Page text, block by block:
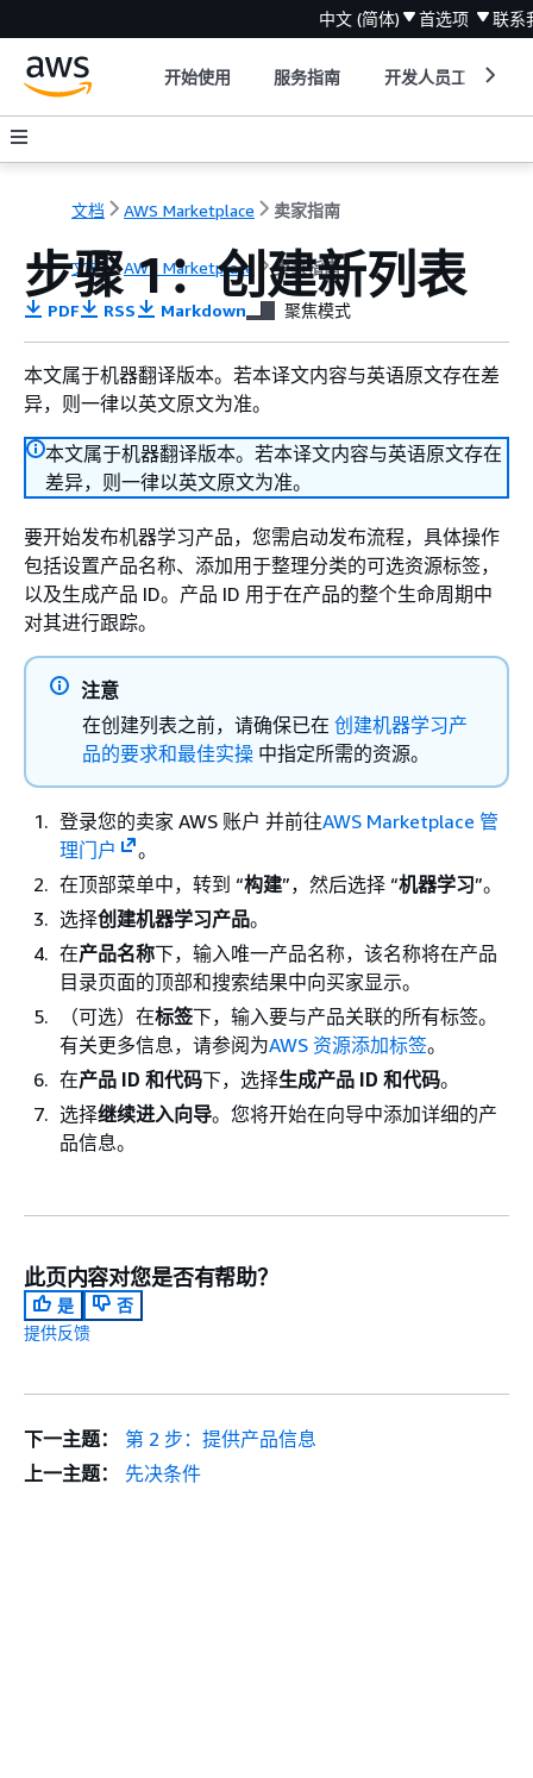
中文 (简体) 首选项 联系
开始使用 服务指南 开发人员工具
文档 AWS Marketplace 卖家指南
文档 AWS Marketplace 卖家指南
步骤 1：创建新列表
PDF RSS Markdown 聚焦模式
本文属于机器翻译版本。若本译文内容与英语原文存在差
异，则一律以英文原文为准。
本文属于机器翻译版本。若本译文内容与英语原文存在
差异，则一律以英文原文为准。
要开始发布机器学习产品，您需启动发布流程，具体操作
包括设置产品名称、添加用于整理分类的可选资源标签，
以及生成产品 ID。产品 ID 用于在产品的整个生命周期中
对其进行跟踪。
注意
在创建列表之前，请确保已在 创建机器学习产
品的要求和最佳实操 中指定所需的资源。
登录您的卖家 AWS 账户 并前往AWS Marketplace 管
理门户
。
在顶部菜单中，转到 “构建”，然后选择 “机器学习”。
选择创建机器学习产品。
在产品名称下，输入唯一产品名称，该名称将在产品
目录页面的顶部和搜索结果中向买家显示。
（可选）在标签下，输入要与产品关联的所有标签。
有关更多信息，请参阅为AWS 资源添加标签。
在产品 ID 和代码下，选择生成产品 ID 和代码。
选择继续进入向导。您将开始在向导中添加详细的产
品信息。
此页内容对您是否有帮助？
是
否
提供反馈
下一主题：
第 2 步：提供产品信息
上一主题：
先决条件